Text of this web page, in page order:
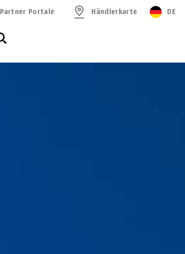
Partner Portale Händlerkarte DE